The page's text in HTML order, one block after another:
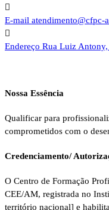
E-mail atendimento@cfpc-
Endereço Rua Luiz
Nossa Essência
Qualificar para
comprometidos com o
Credenciamento/
O Centro de Formação
CEE/AM, registrada no
território nacional] e